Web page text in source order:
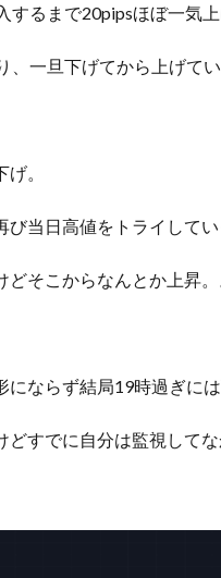
るまで20pipsほぼ一気上
一旦下げてから上げてい
。
当日高値をトライしてい
そこからなんとか上昇。
ならず結局19時過ぎには
すでに自分は監視してな